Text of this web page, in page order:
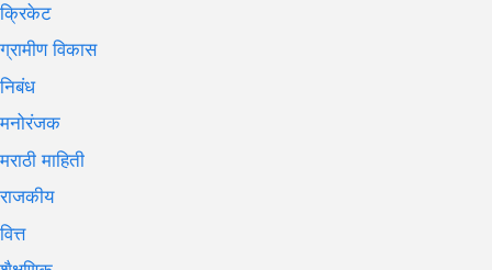
क्रिकेट
ग्रामीण विकास
निबंध
मनोरंजक
मराठी माहिती
राजकीय
वित्त